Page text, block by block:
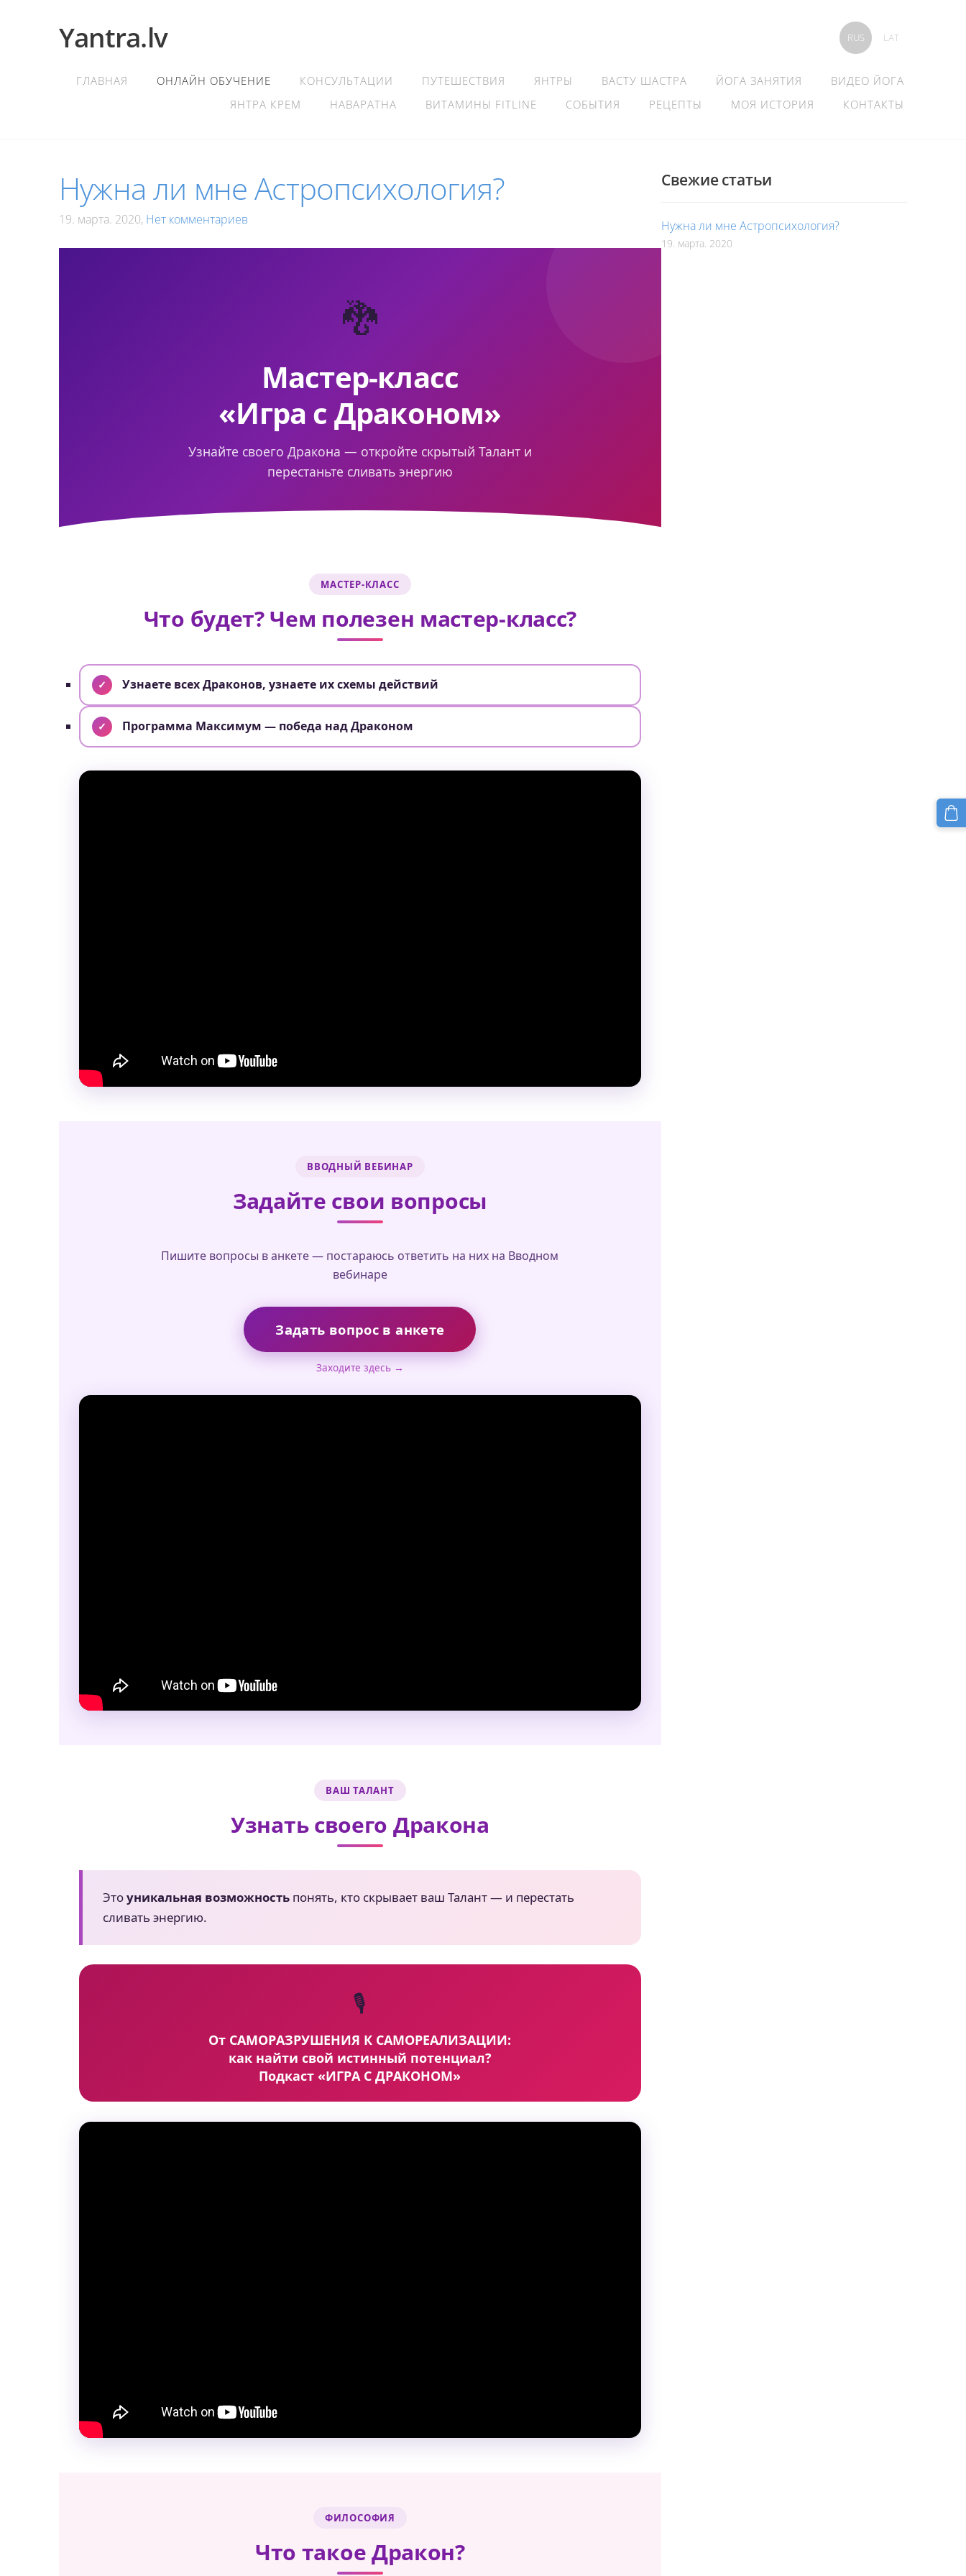
Yantra.lv
ГЛАВНАЯ ОНЛАЙН ОБУЧЕНИЕ КОНСУЛЬТАЦИИ ПУТЕШЕСТВИЯ ЯНТРЫ ВАСТУ ШАСТРА ЙОГА ЗАНЯТИЯ
ВИДЕО ЙОГА
ЯНТРА КРЕМ
НАВАРАТНА ВИТАМИНЫ FITLINE СОБЫТИЯ РЕЦЕПТЫ МОЯ ИСТОРИЯ КОНТАКТЫ
RUS LAT
Свежие статьи
Нужна ли мне Астропсихология?
19. марта. 2020
Нужна ли мне Астропсихология?
19. марта. 2020, Нет комментариев
🐉
Мастер-класс
«Игра с Драконом»
Узнайте своего Дракона — откройте скрытый Талант и
перестаньте сливать энергию
МАСТЕР-КЛАСС
Что будет? Чем полезен мастер-класс?
Узнаете всех Драконов, узнаете их схемы действий
Программа Максимум — победа над Драконом
ВВОДНЫЙ ВЕБИНАР
Задайте свои вопросы
Пишите вопросы в анкете — постараюсь ответить на них на Вводном
вебинаре
Задать вопрос в анкете
Заходите здесь →
ВАШ ТАЛАНТ
Узнать своего Дракона
Этоуникальная возможность понять, кто скрывает ваш Талант — и перестать
сливать энергию.
🎙
От САМОРАЗРУШЕНИЯ К САМОРЕАЛИЗАЦИИ:
как найти свой истинный потенциал?
Подкаст «ИГРА С ДРАКОНОМ»
ФИЛОСОФИЯ
Что такое Дракон?